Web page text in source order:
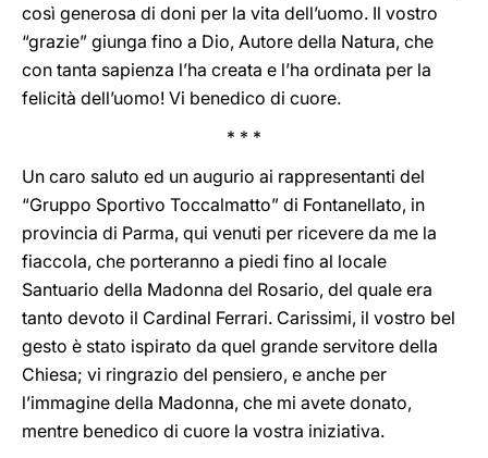
così generosa di doni per la vita dell’uomo. Il vostro
“grazie” giunga fino a Dio, Autore della Natura, che
con tanta sapienza l’ha creata e l’ha ordinata per la
felicità dell’uomo! Vi benedico di cuore.
* * *
Un caro saluto ed un augurio ai rappresentanti del
“Gruppo Sportivo Toccalmatto” di Fontanellato, in
provincia di Parma, qui venuti per ricevere da me la
fiaccola, che porteranno a piedi fino al locale
Santuario della Madonna del Rosario, del quale era
tanto devoto il Cardinal Ferrari. Carissimi, il vostro bel
gesto è stato ispirato da quel grande servitore della
Chiesa; vi ringrazio del pensiero, e anche per
l’immagine della Madonna, che mi avete donato,
mentre benedico di cuore la vostra iniziativa.